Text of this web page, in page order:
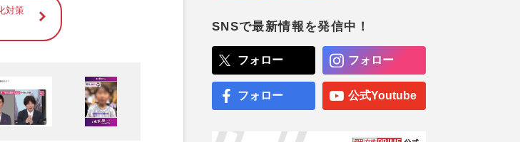
対策
SNSで最新情報を発信中！
フォロー フォロー
フォロー 公式Youtube